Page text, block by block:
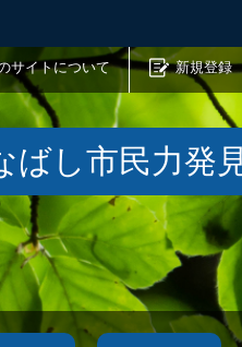
サイトについて 新規登録
ばし市民力発